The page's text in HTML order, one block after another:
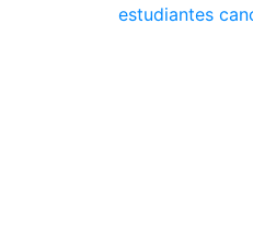
estudiantes